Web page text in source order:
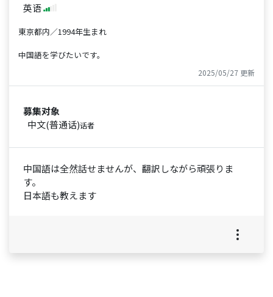
英语
東京都内／1994年生まれ
中国語を学びたいです。
2025/05/27 更新
募集对象
中文(普通话)话者
中国語は全然話せませんが、翻訳しながら頑張りま
す。
日本語も教えます